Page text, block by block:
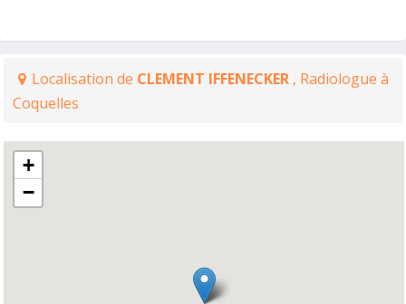
Localisation de CLEMENT IFFENECKER , Radiologue à
Coquelles
+
−